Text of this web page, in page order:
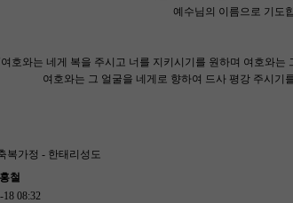
예수님의 이름으로 기도
호와는 네게 복을 주시고 너를 지키시기를 원하며 여호와는
여호와는 그 얼굴을 네게로 향하여 드사 평강 주시기
복가정 - 한태리성도
철
08:32